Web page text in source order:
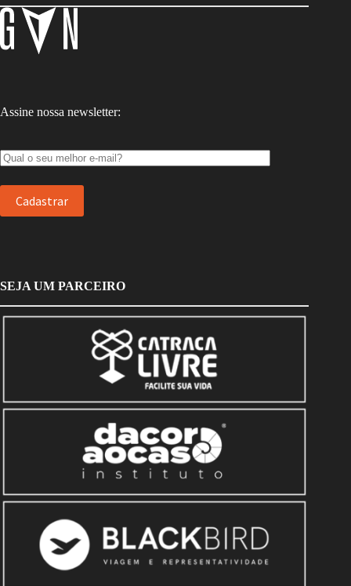
Assine nossa newsletter:
SEJA UM PARCEIRO